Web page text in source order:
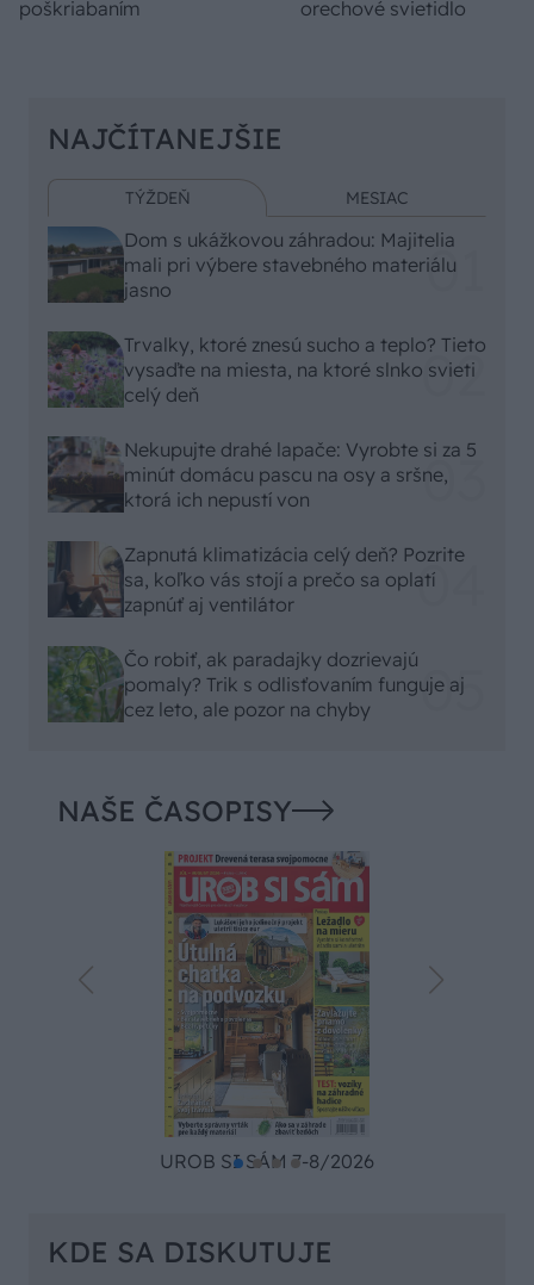
poškriabaním orechové svietidlo
NAJČÍTANEJŠIE
TÝŽDEŇ MESIAC
Dom s ukážkovou záhradou: Majitelia
mali pri výbere stavebného materiálu
jasno
Trvalky, ktoré znesú sucho a teplo? Tieto
vysaďte na miesta, na ktoré slnko svieti
celý deň
Nekupujte drahé lapače: Vyrobte si za 5
minút domácu pascu na osy a sršne,
ktorá ich nepustí von
Zapnutá klimatizácia celý deň? Pozrite
sa, koľko vás stojí a prečo sa oplatí
zapnúť aj ventilátor
Čo robiť, ak paradajky dozrievajú
pomaly? Trik s odlisťovaním funguje aj
cez leto, ale pozor na chyby
NAŠE ČASOPISY
UROB SI SÁM 7-8/2026
KDE SA DISKUTUJE